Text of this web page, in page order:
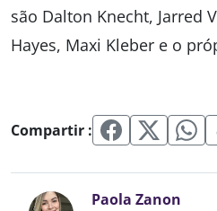
são Dalton Knecht, Jarred
Hayes, Maxi Kleber e o
Compartir :
Paola Zanon